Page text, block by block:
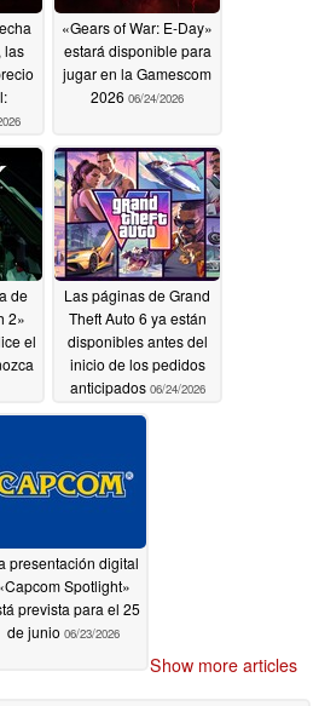
las
«Gears of War: E-Day»
estará disponible para
jugar en la Gamescom
2026 06/24/2026
de
2»
el
Las páginas de Grand
Theft Auto 6 ya están
disponibles antes del
inicio de los pedidos
anticipados 06/24/2026
presentación digital
Spotlight»
prevista para el 25
de junio 06/23/2026
Show more articles